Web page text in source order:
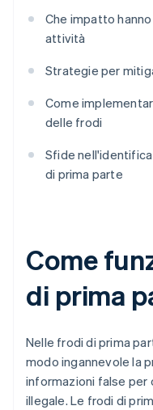
Che impatto
attività
Strategie per
Come
delle frodi
Sfide
di prima parte
Come
di prima
Nelle frodi di prima
modo ingannevole la
informazioni false per
illegale. Le frodi di